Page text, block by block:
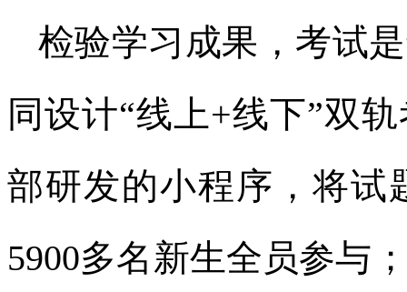
检验学习成果，考试
同设计“线上+线下”双
部研发的小程序，将试
5900多名新生全员参与